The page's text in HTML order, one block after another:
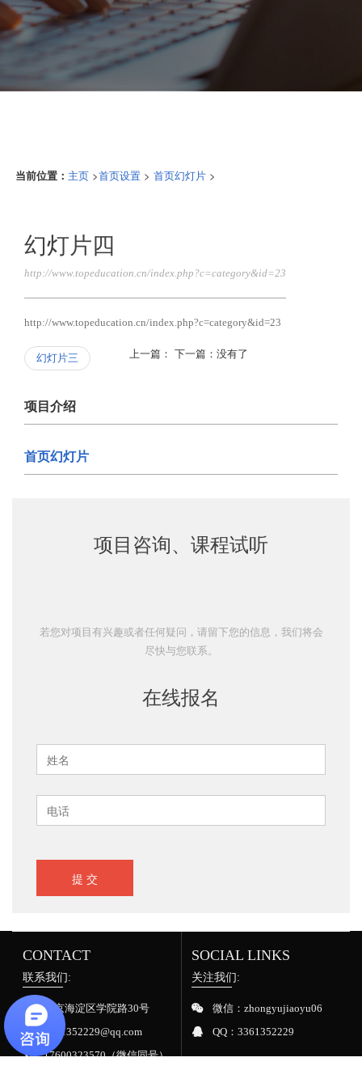
当前位置： 主页 >首页设置 >首页幻灯片 >
项目介绍
首页幻灯片
幻灯片四
http://www.topeducation.cn/index.php?c=category&id=23
http://www.topeducation.cn/index.php?c=category&id=23
上一篇：
幻灯片三 下一篇：没有了
项目咨询、课程试听
若您对项目有兴趣或者任何疑问，请留下您的信息，我们将会
尽快与您联系。
在线报名
提 交
CONTACT
联系我们:
北京海淀区学院路30号
3361352229@qq.com
17600323570（微信同号）
SOCIAL LINKS
关注我们:
微信：zhongyujiaoyu06
QQ：3361352229